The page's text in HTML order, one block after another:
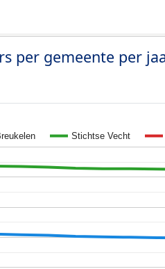
per gemeente per
Stichtse Vecht